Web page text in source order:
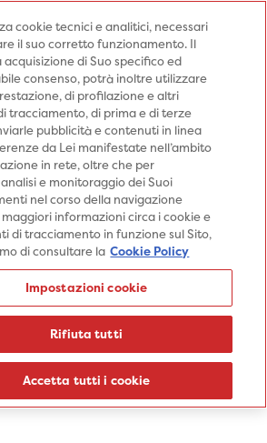
Medici Punti prelievo
Specialità
Prestazioni
Patologie
Sedi
Percorsi
Informazioni
Prenota una visita
Prenota una visita
cookie tecnici e analitici, necessari
il suo corretto funzionamento. Il
acquisizione di Suo specifico ed
consenso, potrà inoltre utilizzare
di profilazione e altri
tracciamento, di prima e di terze
pubblicità e contenuti in linea
da Lei manifestate nell’ambito
in rete, oltre che per
e monitoraggio dei Suoi
nel corso della navigazione
maggiori informazioni circa i cookie e
di tracciamento in funzione sul Sito,
di consultare la Cookie Policy
Impostazioni cookie
Rifiuta tutti
Accetta tutti i cookie